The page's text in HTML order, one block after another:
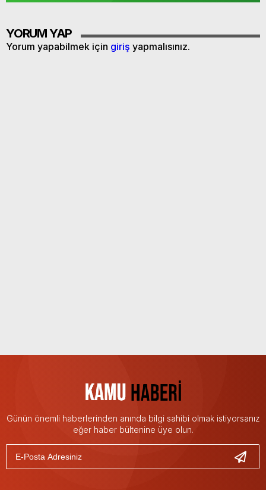
YORUM YAP
Yorum yapabilmek için giriş yapmalısınız.
Günün önemli haberlerinden anında bilgi sahibi olmak istiyorsanız
eğer haber bültenine üye olun.